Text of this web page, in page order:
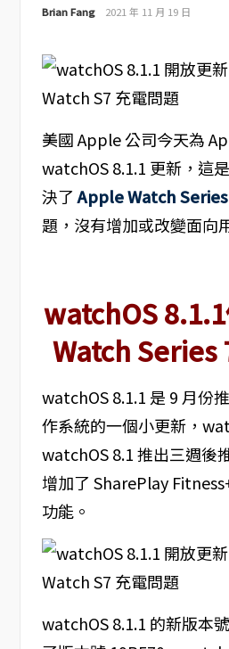
Brian Fang 2021 年 11 月 19 日
美國 Apple 公司今天為
watchOS 8.1.1 更新，這
決了Apple Watch
題，沒有增加或改變面向
watchOS
Watch Series
watchOS 8.1.1 是 9 月份
作系統的一個小更新，
watchOS 8.1 推出三週後
增加了 SharePlay
功能。
watchOS 8.1.1 的新版本